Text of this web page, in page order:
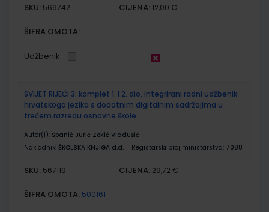
SKU: 569742 CIJENA: 12,00 €
ŠIFRA OMOTA:
Udžbenik
SVIJET RIJEČI 3; komplet 1. I 2. dio, integrirani radni udžbenik
hrvatskoga jezika s dodatnim digitalnim sadržajima u
trećem razredu osnovne škole
Autor(i): Španić Jurić Zokić Vladušić
Nakladnik: ŠKOLSKA KNJIGA d.d. Registarski broj ministarstva: 7088
SKU: 567119 CIJENA: 29,72 €
ŠIFRA OMOTA: 500161